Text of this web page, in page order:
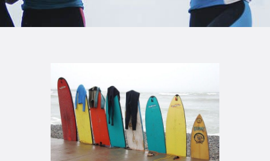
TIENDA FAMILY SURFERS
WEBCAM SALINAS